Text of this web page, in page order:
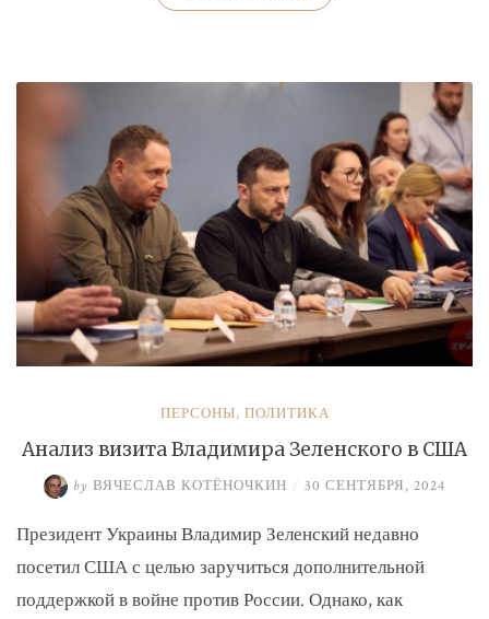
организатор
ПЕРСОНЫ, ПОЛИТИКА
Анализ визита Владимира Зеленского в США
by ВЯЧЕСЛАВ КОТЁНОЧКИН / 30 СЕНТЯБРЯ, 2024
Президент Украины Владимир Зеленский недавно
посетил США с целью заручиться дополнительной
поддержкой в войне против России. Однако, как